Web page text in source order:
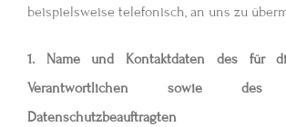
beispielsweise telefonisch, an uns zu
1. Name und Kontaktdaten des für
Verantwortlichen sowie
Datenschutzbeauftragten